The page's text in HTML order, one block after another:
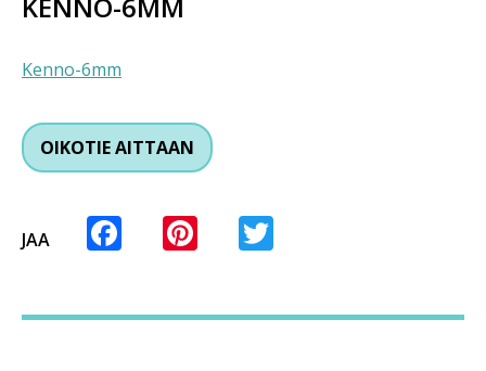
KENNO-6MM
Kenno-6mm
OIKOTIE AITTAAN
JAA Facebook
Pinterest